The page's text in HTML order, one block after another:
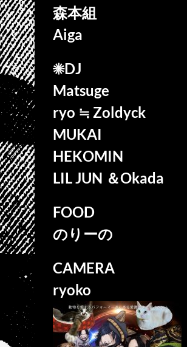
森本組
Aiga
☀DJ
Matsuge
ryo ≒ Zoldyck
MUKAI
HEKOMIN
LIL JUN ＆Okada
FOOD
のりーの
CAMERA
ryoko